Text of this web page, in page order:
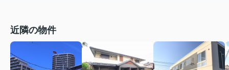
近隣の物件